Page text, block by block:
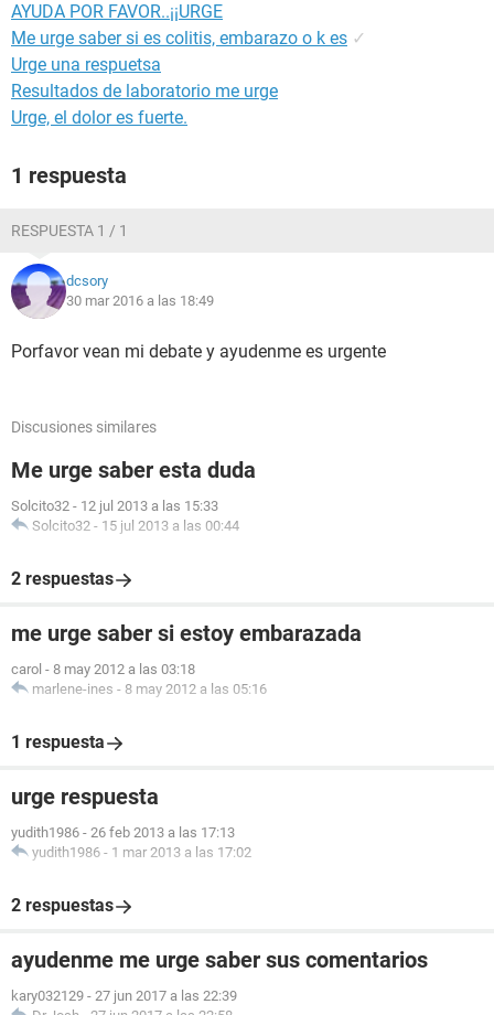
AYUDA POR FAVOR..¡¡URGE
Me urge saber si es colitis, embarazo o k es ✓
Urge una respuetsa
Resultados de laboratorio me urge
Urge, el dolor es fuerte.
1 respuesta
RESPUESTA 1 / 1
dcsory
30 mar 2016 a las 18:49
Porfavor vean mi debate y ayudenme es urgente
Discusiones similares
Me urge saber esta duda
Solcito32 - 12 jul 2013 a las 15:33
Solcito32 - 15 jul 2013 a las 00:44
2 respuestas
me urge saber si estoy embarazada
carol - 8 may 2012 a las 03:18
marlene-ines - 8 may 2012 a las 05:16
1 respuesta
urge respuesta
yudith1986 - 26 feb 2013 a las 17:13
yudith1986 - 1 mar 2013 a las 17:02
2 respuestas
ayudenme me urge saber sus comentarios
kary032129 - 27 jun 2017 a las 22:39